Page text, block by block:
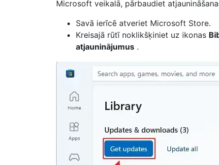
Microsoft veikalā, pārbaudiet
Savā ierīcē atveriet Microsoft Store.
Kreisajā rūtī noklikšķiniet uz ikonas
atjauninājumus .